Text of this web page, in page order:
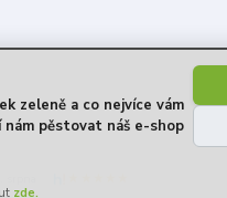
zeleně a co nejvíce vám
nám pěstovat náš e-shop